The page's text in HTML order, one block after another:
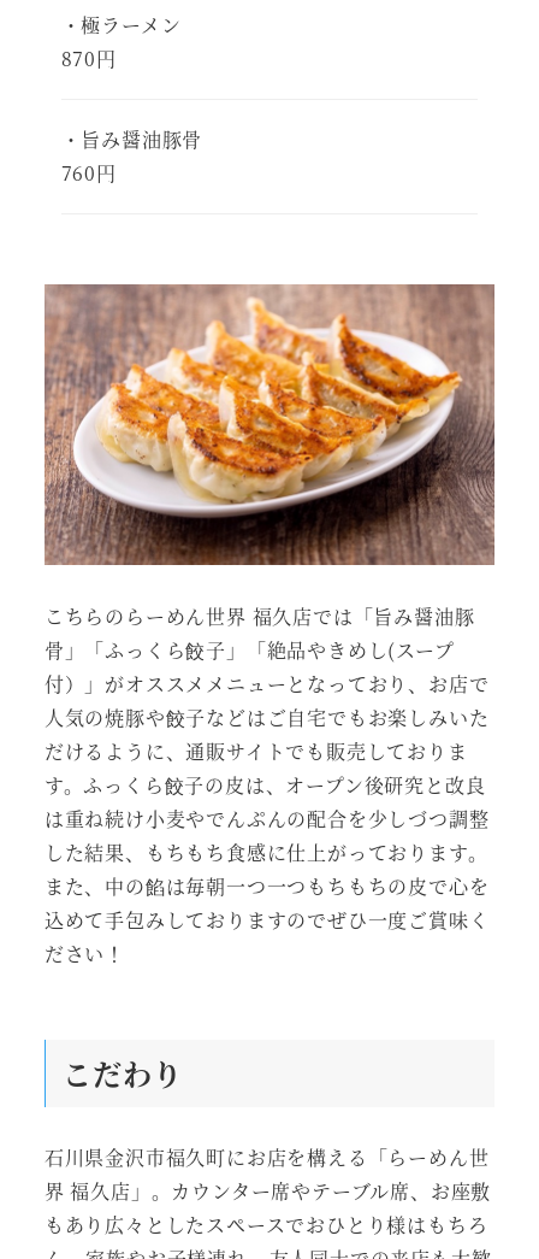
・極ラーメン
870円
・旨み醤油豚骨
760円
こちらのらーめん世界 福久店では「旨み醤油豚
骨」「ふっくら餃子」「絶品やきめし(スープ
付）」がオススメメニューとなっており、お店で
人気の焼豚や餃子などはご自宅でもお楽しみいた
だけるように、通販サイトでも販売しておりま
す。ふっくら餃子の皮は、オープン後研究と改良
は重ね続け小麦やでんぷんの配合を少しづつ調整
した結果、もちもち食感に仕上がっております。
また、中の餡は毎朝一つ一つもちもちの皮で心を
込めて手包みしておりますのでぜひ一度ご賞味く
ださい！
こだわり
石川県金沢市福久町にお店を構える「らーめん世
界 福久店」。カウンター席やテーブル席、お座敷
もあり広々としたスペースでおひとり様はもちろ